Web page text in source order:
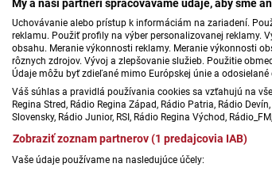
Uchovávanie alebo prístup k informáciám na zariadení.
reklamu. Použiť profily na výber personalizovanej reklamy.
obsahu. Meranie výkonnosti reklamy. Meranie výkonnosti
rôznych zdrojov. Vývoj a zlepšovanie služieb. Použitie
Údaje môžu byť zdieľané mimo Európskej únie a odosielané
Váš súhlas a pravidlá používania cookies sa vzťahujú na
Regina Stred, Rádio Regina Západ, Rádio Patria, Rádio
Slovensky, Rádio Junior, RSI, Rádio Regina Východ,
Zobraziť zoznam partnerov (1 predajcovia IAB)
Vaše údaje používame na nasledujúce účely: